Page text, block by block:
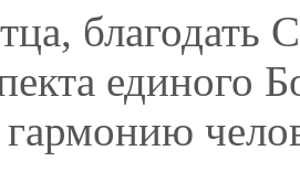
благодать
единого